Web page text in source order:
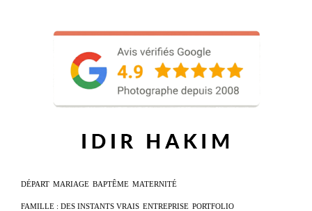
DÉPART MARIAGE BAPTÊME MATERNITÉ
FAMILLE : DES INSTANTS VRAIS ENTREPRISE PORTFOLIO